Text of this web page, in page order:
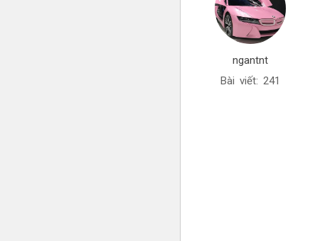
ngantnt
Bài viết: 241